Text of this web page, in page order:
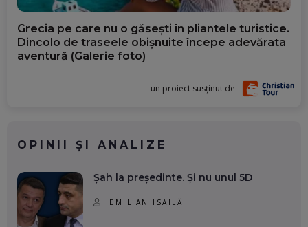
Grecia pe care nu o găsești în pliantele turistice.
Dincolo de traseele obișnuite începe adevărata
aventură (Galerie foto)
un proiect susținut de
OPINII ȘI ANALIZE
Șah la președinte. Și nu unul 5D
EMILIAN ISAILĂ